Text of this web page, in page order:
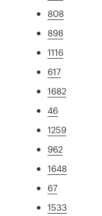
808
898
1116
617
1682
46
1259
962
1648
67
1533